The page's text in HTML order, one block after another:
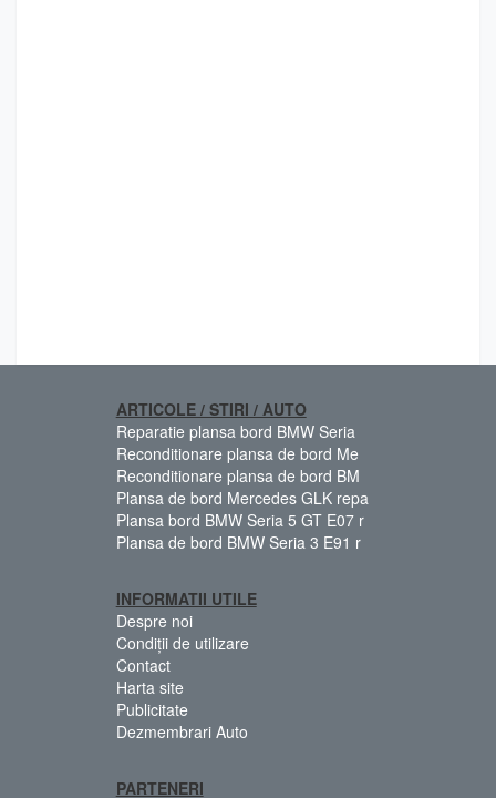
ARTICOLE / STIRI / AUTO
Reparatie plansa bord BMW Seria
Reconditionare plansa de bord Me
Reconditionare plansa de bord BM
Plansa de bord Mercedes GLK repa
Plansa bord BMW Seria 5 GT E07 r
Plansa de bord BMW Seria 3 E91 r
INFORMATII UTILE
Despre noi
Condiții de utilizare
Contact
Harta site
Publicitate
Dezmembrari Auto
PARTENERI